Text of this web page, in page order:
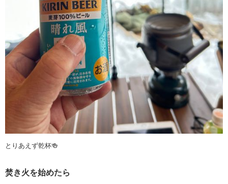
とりあえず乾杯🍻
焚き火を始めたら